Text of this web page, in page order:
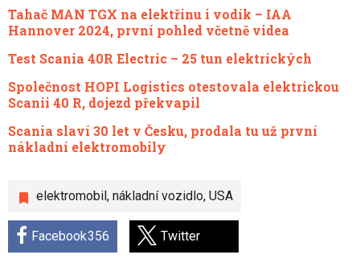
elektromobil , nákladní vozidlo, USA
Facebook356 Twitter
Tahač MAN TGX na elektřinu i vodík – IAA
Hannover 2024, první pohled včetně videa
Test Scania 40R Electric – 25 tun elektrických
Společnost HOPI Logistics otestovala elektrickou
Scanii 40 R, dojezd překvapil
Scania slaví 30 let v Česku, prodala tu už první
nákladní elektromobily